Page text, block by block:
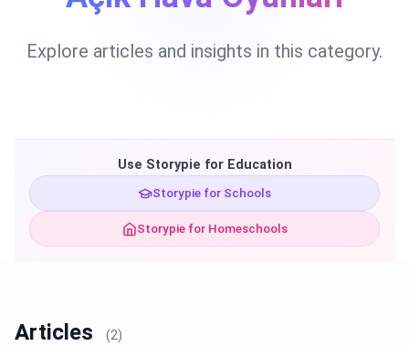
Explore articles and insights in this category.
Use Storypie for Education
Storypie for Schools
Storypie for Homeschools
Articles (2)